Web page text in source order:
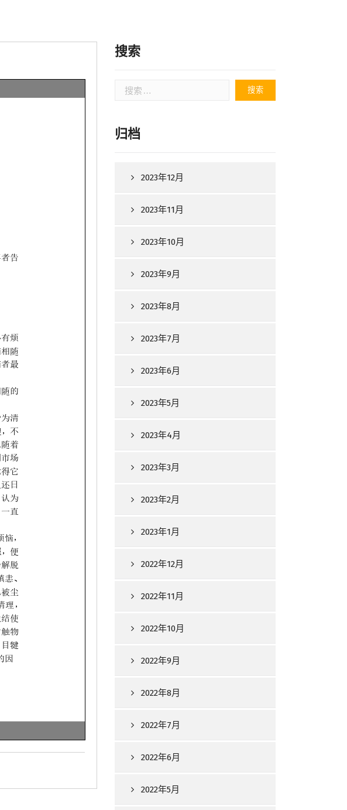
搜索
索：
归档
2023年12月
2023年11月
2023年10月
2023年9月
2023年8月
2023年7月
2023年6月
2023年5月
2023年4月
2023年3月
2023年2月
2023年1月
2022年12月
2022年11月
2022年10月
2022年9月
2022年8月
2022年7月
2022年6月
2022年5月